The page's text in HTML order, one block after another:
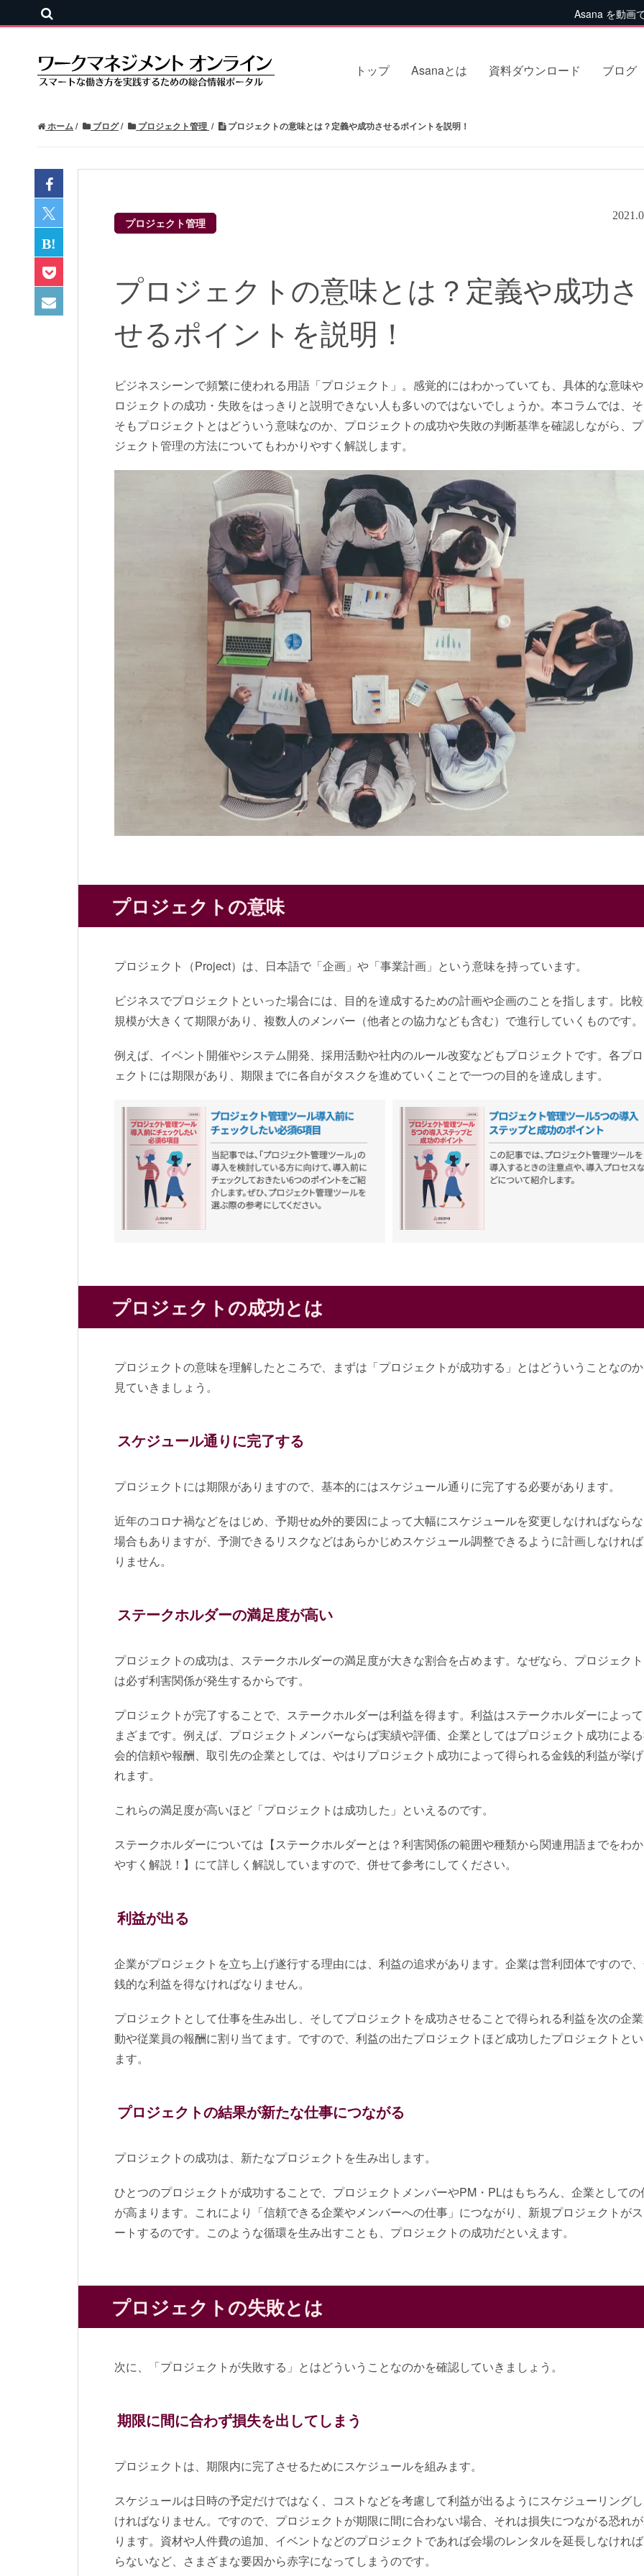
Asana を動画
トップ Asanaとは 資料ダウンロード ブログ
ホーム ブログ プロジェクト管理 プロジェクトの意味とは？定義や成功させるポイントを説明！
プロジェクト管理
プロジェクトの意味とは？定義や成功さ
せるポイントを説明！
ビジネスシーンで頻繁に使われる用語「プロジェクト」。感覚的にはわかっていても、具体的な意味
ロジェクトの成功・失敗をはっきりと説明できない人も多いのではないでしょうか。本コラムでは、
そもプロジェクトとはどういう意味なのか、プロジェクトの成功や失敗の判断基準を確認しながら、
ジェクト管理の方法についてもわかりやすく解説します。
プロジェクトの意味
プロジェクト（Project）は、日本語で「企画」や「事業計画」という意味を持っています。
ビジネスでプロジェクトといった場合には、目的を達成するための計画や企画のことを指します。比
規模が大きくて期限があり、複数人のメンバー（他者との協力なども含む）で進行していくものです。
例えば、イベント開催やシステム開発、採用活動や社内のルール改変などもプロジェクトです。各プ
ェクトには期限があり、期限までに各自がタスクを進めていくことで一つの目的を達成します。
プロジェクトの成功とは
プロジェクトの意味を理解したところで、まずは「プロジェクトが成功する」とはどういうことなの
見ていきましょう。
スケジュール通りに完了する
プロジェクトには期限がありますので、基本的にはスケジュール通りに完了する必要があります。
近年のコロナ禍などをはじめ、予期せぬ外的要因によって大幅にスケジュールを変更しなければなら
場合もありますが、予測できるリスクなどはあらかじめスケジュール調整できるように計画しなけれ
りません。
ステークホルダーの満足度が高い
プロジェクトの成功は、ステークホルダーの満足度が大きな割合を占めます。なぜなら、プロジェク
は必ず利害関係が発生するからです。
プロジェクトが完了することで、ステークホルダーは利益を得ます。利益はステークホルダーによっ
まざまです。例えば、プロジェクトメンバーならば実績や評価、企業としてはプロジェクト成功によ
会的信頼や報酬、取引先の企業としては、やはりプロジェクト成功によって得られる金銭的利益が挙
れます。
これらの満足度が高いほど「プロジェクトは成功した」といえるのです。
ステークホルダーについては【ステークホルダーとは？利害関係の範囲や種類から関連用語までをわか
やすく解説！】にて詳しく解説していますので、併せて参考にしてください。
利益が出る
企業がプロジェクトを立ち上げ遂行する理由には、利益の追求があります。企業は営利団体ですので
銭的な利益を得なければなりません。
プロジェクトとして仕事を生み出し、そしてプロジェクトを成功させることで得られる利益を次の企
動や従業員の報酬に割り当てます。ですので、利益の出たプロジェクトほど成功したプロジェクトとい
ます。
プロジェクトの結果が新たな仕事につながる
プロジェクトの成功は、新たなプロジェクトを生み出します。
ひとつのプロジェクトが成功することで、プロジェクトメンバーやPM・PLはもちろん、企業としての
が高まります。これにより「信頼できる企業やメンバーへの仕事」につながり、新規プロジェクトが
ートするのです。このような循環を生み出すことも、プロジェクトの成功だといえます。
プロジェクトの失敗とは
次に、「プロジェクトが失敗する」とはどういうことなのかを確認していきましょう。
期限に間に合わず損失を出してしまう
プロジェクトは、期限内に完了させるためにスケジュールを組みます。
スケジュールは日時の予定だけではなく、コストなどを考慮して利益が出るようにスケジューリング
ければなりません。ですので、プロジェクトが期限に間に合わない場合、それは損失につながる恐れ
ります。資材や人件費の追加、イベントなどのプロジェクトであれば会場のレンタルを延長しなけれ
らないなど、さまざまな要因から赤字になってしまうのです。